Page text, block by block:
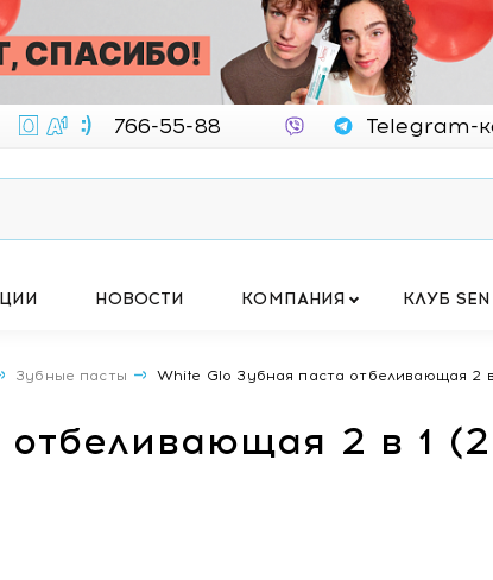
766-55-88 Telegram-
НОВОСТИ КОМПАНИЯ КЛУБ
Зубные пасты White Glo Зубная паста отбеливающая 2
2 в 1